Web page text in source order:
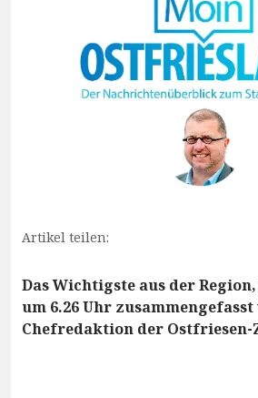
Artikel teilen:
Das Wichtigste aus der
um 6.26 Uhr
Chefredaktion der Ostfriesen-